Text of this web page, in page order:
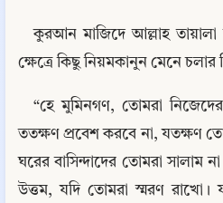
কুরআন মাজিদে আল্লাহ তায়ালা
ক্ষেত্রে কিছু নিয়মকানুন মেনে চলার
“হে মুমিনগণ, তোমরা
ততক্ষণ প্রবেশ করবে না, যতক্ষণ
ঘরের বাসিন্দাদের তোমরা সালাম
উত্তম, যদি তোমরা স্মরণ রাখো।